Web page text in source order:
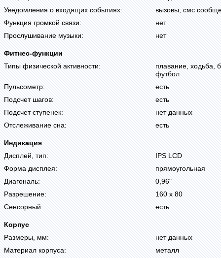
Уведомления о входящих событиях:
вызовы, смс
Функция громкой связи:
нет
Прослушивание музыки:
нет
Фитнес-функции
Типы физической активности:
плавание, ходьба,
футбол
Пульсометр:
есть
Подсчет шагов:
есть
Подсчет ступенек:
нет данных
Отслеживание сна:
есть
Индикация
Дисплей, тип:
IPS LCD
Форма дисплея:
прямоугольная
Диагональ:
0,96"
Разрешение:
160 х 80
Сенсорный:
есть
Корпус
Размеры, мм:
нет данных
Материал корпуса:
металл